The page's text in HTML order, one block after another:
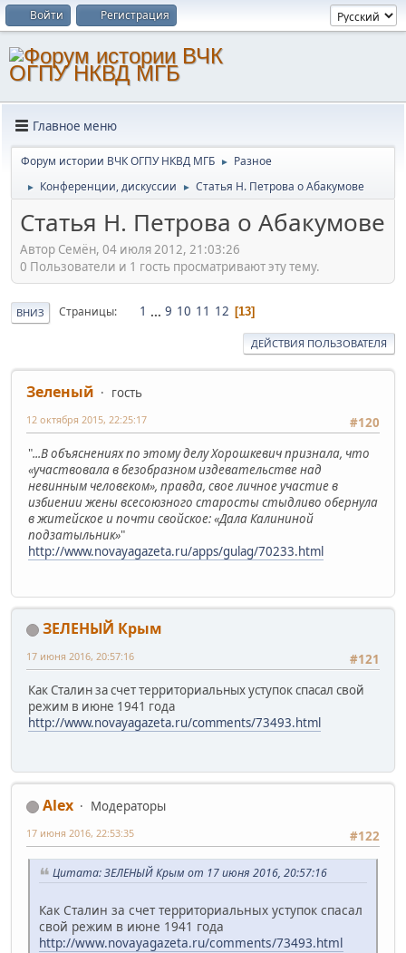
Войти Регистрация
Главное меню
Форум истории ВЧК ОГПУ НКВД МГБ ► Разное
► Конференции, дискуссии ► Статья Н. Петрова о Абакумове
Статья Н. Петрова о Абакумове
Автор Семён, 04 июля 2012, 21:03:26
0 Пользователи и 1 гость просматривают эту тему.
ВНИЗ Страницы 1 ... 9 10 11 12 13
ДЕЙСТВИЯ ПОЛЬЗОВАТЕЛЯ
Зеленый
гость
#120
12 октября 2015, 22:25:17
"...В объяснениях по этому делу Хорошкевич признала, что
«участвовала в безобразном издевательстве над
невинным человеком», правда, свое личное участие в
избиении жены всесоюзного старосты стыдливо обернула
в житейское и почти свойское: «Дала Калининой
подзатыльник»"
http://www.novayagazeta.ru/apps/gulag/70233.html
ЗЕЛЕНЫЙ Крым
#121
17 июня 2016, 20:57:16
Как Сталин за счет территориальных уступок спасал свой
режим в июне 1941 года
http://www.novayagazeta.ru/comments/73493.html
Alex
Модераторы
#122
17 июня 2016, 22:53:35
Цитата: ЗЕЛЕНЫЙ Крым от 17 июня 2016, 20:57:16
Как Сталин за счет территориальных уступок спасал
свой режим в июне 1941 года
http://www.novayagazeta.ru/comments/73493.html